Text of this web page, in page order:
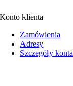
Konto klienta
Zamówienia
Adresy
Szczegóły konta